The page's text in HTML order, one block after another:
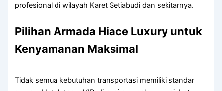
profesional di wilayah Karet Setiabudi dan sekitarnya.
Pilihan Armada Hiace Luxury untuk
Kenyamanan Maksimal
Tidak semua kebutuhan transportasi memiliki standar